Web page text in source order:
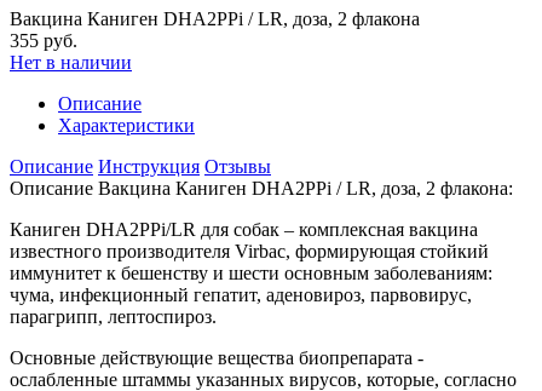
Вакцина Каниген DHA2PPi / LR, доза, 2 флакона
355 руб.
Нет в наличии
Описание
Характеристики
Описание Инструкция Отзывы
Описание Вакцина Каниген DHA2PPi / LR, доза, 2 флакона:
Каниген DHA2PPi/LR для собак – комплексная вакцина
известного производителя Virbac, формирующая стойкий
иммунитет к бешенству и шести основным заболеваниям:
чума, инфекционный гепатит, аденовироз, парвовирус,
парагрипп, лептоспироз.
Основные действующие вещества биопрепарата -
ослабленные штаммы указанных вирусов, которые, согласно